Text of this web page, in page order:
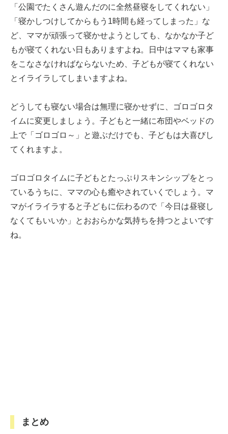
「公園でたくさん遊んだのに全然昼寝をしてくれない」
「寝かしつけしてからもう1時間も経ってしまった」な
ど、ママが頑張って寝かせようとしても、なかなか子ど
もが寝てくれない日もありますよね。日中はママも家事
をこなさなければならないため、子どもが寝てくれない
とイライラしてしまいますよね。
どうしても寝ない場合は無理に寝かせずに、ゴロゴロタ
イムに変更しましょう。子どもと一緒に布団やベッドの
上で「ゴロゴロ～」と遊ぶだけでも、子どもは大喜びし
てくれますよ。
ゴロゴロタイムに子どもとたっぷりスキンシップをとっ
ているうちに、ママの心も癒やされていくでしょう。マ
マがイライラすると子どもに伝わるので「今日は昼寝し
なくてもいいか」とおおらかな気持ちを持つとよいです
ね。
まとめ